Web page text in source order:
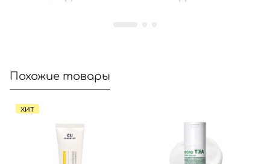
Похожие товары
ХИТ
Отправляя форму для авторизации/регистрации, вы
принимаете условия